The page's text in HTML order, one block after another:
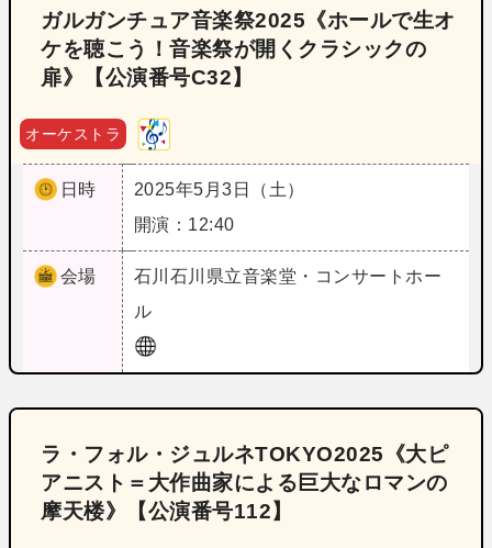
ガルガンチュア音楽祭2025《ホールで生オ
ケを聴こう！音楽祭が開くクラシックの
扉》【公演番号C32】
オーケストラ
日時
2025年5月3日（土）
開演：12:40
会場 石川 石川県立音楽堂・コンサートホー
ル
ラ・フォル・ジュルネTOKYO2025《大ピ
アニスト＝大作曲家による巨大なロマンの
摩天楼》【公演番号112】